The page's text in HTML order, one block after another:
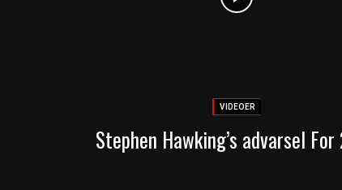
VIDEOER
Stephen Hawking’s advarsel